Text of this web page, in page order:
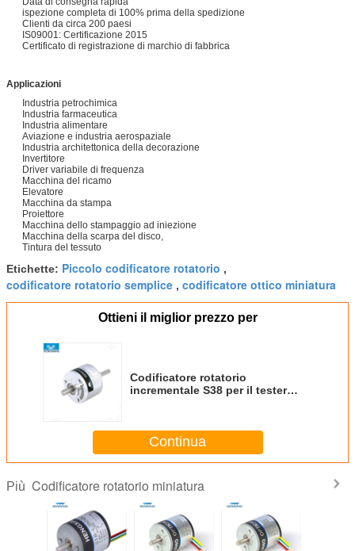
ispezione completa di 100% prima della spedizione
Clienti da circa 200 paesi
IS09001: Certificazione 2015
Certificato di registrazione di marchio di fabbrica
Applicazioni
Industria petrochimica
Industria farmaceutica
Industria alimentare
Aviazione e industria aerospaziale
Industria architettonica della decorazione
Invertitore
Driver variabile di frequenza
Macchina del ricamo
Elevatore
Macchina da stampa
Proiettore
Macchina dello stampaggio ad iniezione
Macchina della scarpa del disco,
Tintura del tessuto
Etichette: Piccolo codificatore rotatorio ,
codificatore rotatorio semplice , codificatore ottico miniatura
Ottieni il miglior prezzo per
Codificatore rotatorio
incrementale S38 per il tester
Continua
Più Codificatore rotatorio miniatura